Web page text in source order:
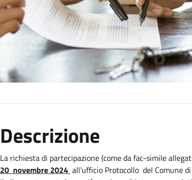
Descrizione
La richiesta di partecipazione (come da fac-simile
20 novembre 2024 all’ufficio Protocollo del Comune